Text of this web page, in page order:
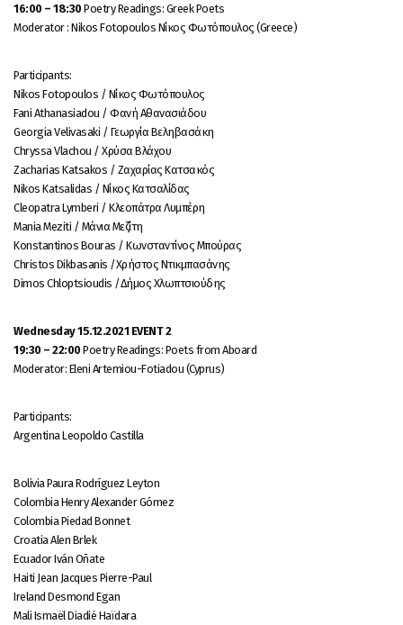
16:00 – 18:30 Poetry Readings: Greek Poets
Moderator : Nikos Fotopoulos Nίκος Φωτόπουλος (Greece)
Participants:
Nikos Fotopoulos / Nίκος Φωτόπουλος
Fani Athanasiadou / Φανή Αθανασιάδου
Georgia Velivasaki / Γεωργία Βεληβασάκη
Chryssa Vlachou / Χρύσα Βλάχου
Zacharias Katsakos / Ζαχαρίας Κατσακός
Νikos Katsalidas / Νίκος Κατσαλίδας
Cleopatra Lymberi / Κλεοπάτρα Λυμπέρη
Mania Meziti / Μάνια Μεζίτη
Konstantinos Bouras / Κωνσταντίνος Μπούρας
Christos Dikbasanis /Χρήστος Ντικμπασάνης
Dimos Chloptsioudis /Δήμος Χλωπτσιούδης
Wednesday 15.12.2021 EVENT 2
19:30 – 22:00 Poetry Readings: Poets from Aboard
Moderator: Eleni Artemiou-Fotiadou (Cyprus)
Participants:
Argentina Leopoldo Castilla
Bolivia Paura Rodríguez Leyton
Colombia Henry Alexander Gómez
Colombia Piedad Bonnet
Croatia Alen Brlek
Ecuador Iván Oñate
Haiti Jean Jacques Pierre-Paul
Ireland Desmond Egan
Mali Ismaël Diadié Haïdara